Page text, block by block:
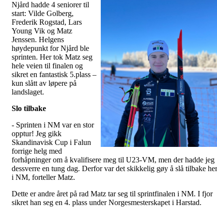
Njård hadde 4 seniorer til
start: Vilde Golberg,
Frederik Rogstad, Lars
Young Vik og Matz
Jenssen. Helgens
høydepunkt for Njård ble
sprinten. Her tok Matz seg
hele veien til finalen og
sikret en fantastisk 5.plass –
kun slått av løpere på
landslaget.
Slo tilbake
- Sprinten i NM var en stor
opptur! Jeg gikk
Skandinavisk Cup i Falun
forrige helg med
forhåpninger om å kvalifisere meg til U23-VM, men der hadde jeg
dessverre en tung dag. Derfor var det skikkelig gøy å slå tilbake her
i NM, forteller Matz.
Dette er andre året på rad Matz tar seg til sprintfinalen i NM. I fjor
sikret han seg en 4. plass under Norgesmesterskapet i Harstad.